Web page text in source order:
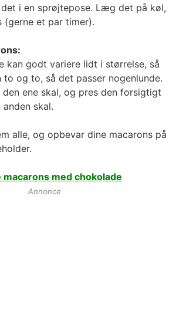
i en sprøjtepose. Læg det på køl,
(gerne et par timer).
kan godt variere lidt i størrelse, så
og to, så det passer nogenlunde.
ene skal, og pres den forsigtigt
anden skal.
alle, og opbevar dine macarons på
med chokolade
Annonce